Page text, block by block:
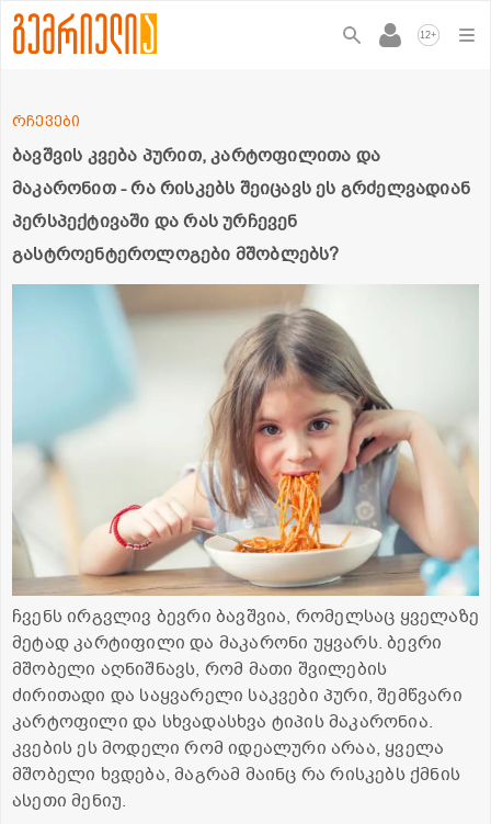
12+
ბავშვის კვება პურით, კარტოფილითა და
მაკარონით - რა რისკებს შეიცავს ეს გრძელვადიან
პერსპექტივაში და რას ურჩევენ
გასტროენტეროლოგები მშობლებს?
რჩევები
ჩვენს ირგვლივ ბევრი ბავშვია, რომელსაც ყველაზე
მეტად კარტიფილი და მაკარონი უყვარს. ბევრი
მშობელი აღნიშნავს, რომ მათი შვილების
ძირითადი და საყვარელი საკვები პური, შემწვარი
კარტოფილი და სხვადასხვა ტიპის მაკარონია.
კვების ეს მოდელი რომ იდეალური არაა, ყველა
მშობელი ხვდება, მაგრამ მაინც რა რისკებს ქმნის
ასეთი მენიუ.